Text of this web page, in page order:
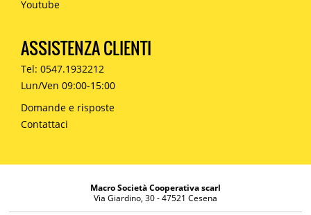
Youtube
ASSISTENZA CLIENTI
Tel: 0547.1932212
Lun/Ven 09:00-15:00
Domande e risposte
Contattaci
Macro Società Cooperativa scarl
Via Giardino, 30 - 47521 Cesena